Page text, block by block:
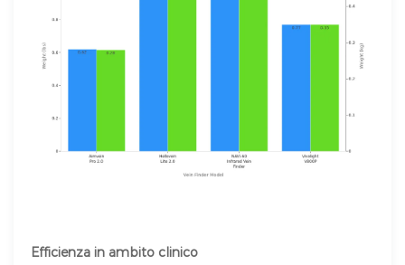
Efficienza in ambito clinico